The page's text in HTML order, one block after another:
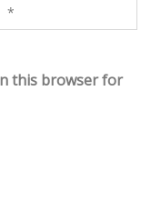
this browser for